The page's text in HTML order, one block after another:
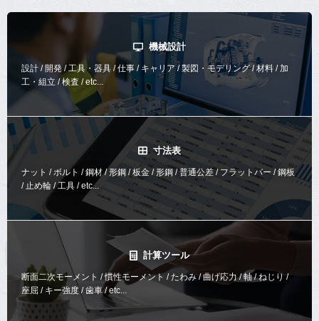
機械設計
設計 / 開発 / 工具・器具 / 仕事 / キャリア / 製図・モデリング / 材料 / 加
工・組立 / 検査 / etc...
寸法表
ナット / ボルト / 鋼材 / 形鋼 / 板金 / 形鋼 / 普通公差 / フラットバー / 鋼板
/ 止め輪 / 工具 / etc...
計算ツール
断面二次モーメント / 慣性モーメント / たわみ / 曲げ応力 / 軸 / ねじり /
座屈 / キー強度 / 歯車 / etc...